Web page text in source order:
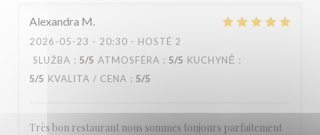
Alexandra M
2026-05-23 - 20:30 - HOSTÉ 2
SLUŽBA : 5/5 ATMOSFÉRA : 5/5 KUCHYNĚ :
5/5 KVALITA / CENA : 5/5
Très bon restaurant nous sommes toujours parfaitement